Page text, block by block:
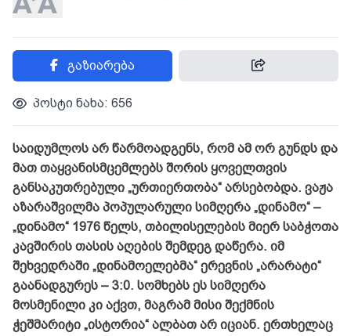
გაზიარება
პოსტი ნახა: 656
საიდუმლოს არ წარმოადგენს, რომ ამ ორ გუნდს და
მათ თაყვანისმცემლებს შორის ყოველთვის
განსაკუთრებული „ურთიერთობა“ არსებობდა. ვაჟა
აზარაშვილმა პოპულარული სიმღერა „დინამო“ –
„დინამო“ 1976 წელს, თბილისელების მიერ საბჭოთა
კავშირის თასის აღების შემდეგ დაწერა. იმ
შეხვედრაში „დინამოელებმა“ ერევნის „არარატი“
გაანადგურეს – 3:0. სომხებს ეს სიმღერა
მოსმენილი კი აქვთ, მაგრამ მისი შექმნის
ჭეშმარიტი „ისტორია“ ალბათ არ იციან. ერთხელაც